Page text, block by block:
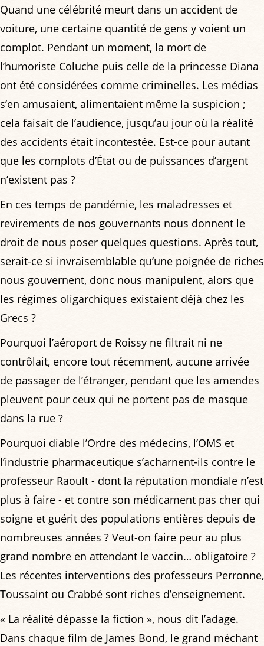
Quand une célébrité meurt dans un accident de
voiture, une certaine quantité de gens y voient un
complot. Pendant un moment, la mort de
l’humoriste Coluche puis celle de la princesse Diana
ont été considérées comme criminelles. Les médias
s’en amusaient, alimentaient même la suspicion ;
cela faisait de l’audience, jusqu’au jour où la réalité
des accidents était incontestée. Est-ce pour autant
que les complots d’État ou de puissances d’argent
n’existent pas ?
En ces temps de pandémie, les maladresses et
revirements de nos gouvernants nous donnent le
droit de nous poser quelques questions. Après tout,
serait-ce si invraisemblable qu’une poignée de riches
nous gouvernent, donc nous manipulent, alors que
les régimes oligarchiques existaient déjà chez les
Grecs ?
Pourquoi l’aéroport de Roissy ne filtrait ni ne
contrôlait, encore tout récemment, aucune arrivée
de passager de l’étranger, pendant que les amendes
pleuvent pour ceux qui ne portent pas de masque
dans la rue ?
Pourquoi diable l’Ordre des médecins, l’OMS et
l’industrie pharmaceutique s’acharnent-ils contre le
professeur Raoult - dont la réputation mondiale n’est
plus à faire - et contre son médicament pas cher qui
soigne et guérit des populations entières depuis de
nombreuses années ? Veut-on faire peur au plus
grand nombre en attendant le vaccin… obligatoire ?
Les récentes interventions des professeurs Perronne,
Toussaint ou Crabbé sont riches d’enseignement.
« La réalité dépasse la fiction », nous dit l’adage.
Dans chaque film de James Bond, le grand méchant